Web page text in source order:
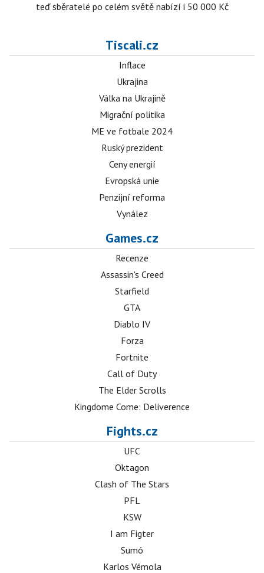
teď sběratelé po celém světě nabízí i 50 000 Kč
Tiscali.cz
Inflace
Ukrajina
Válka na Ukrajině
Migrační politika
ME ve fotbale 2024
Ruský prezident
Ceny energií
Evropská unie
Penzijní reforma
Vynález
Games.cz
Recenze
Assassin's Creed
Starfield
GTA
Diablo IV
Forza
Fortnite
Call of Duty
The Elder Scrolls
Kingdome Come: Deliverence
Fights.cz
UFC
Oktagon
Clash of The Stars
PFL
KSW
I am Figter
Sumó
Karlos Vémola